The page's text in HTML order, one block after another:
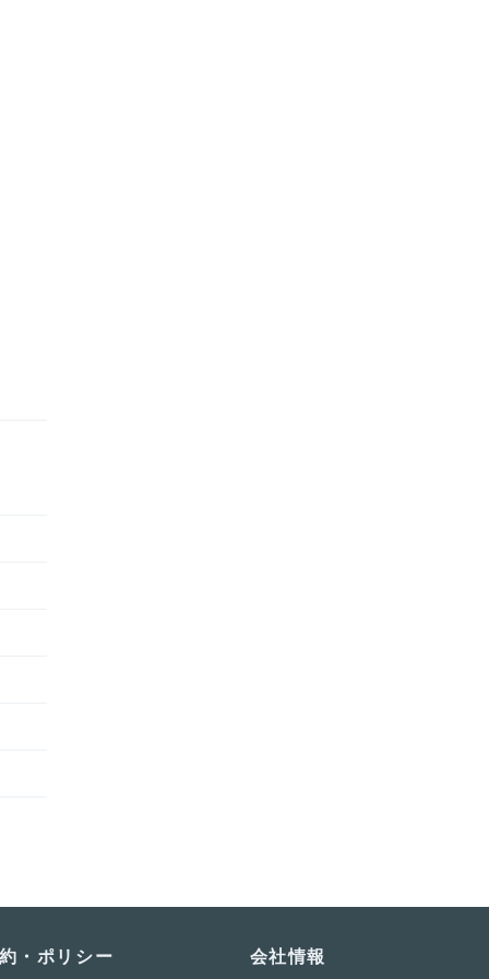
・ポリシー 会社情報